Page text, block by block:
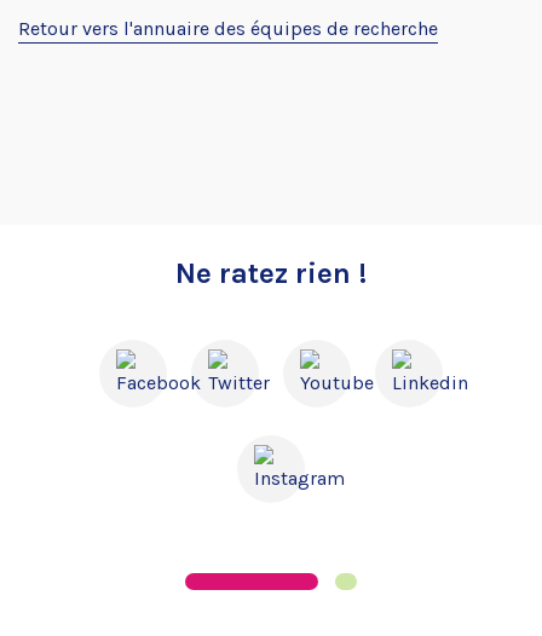
Retour vers l'annuaire des équipes de recherche
Ne ratez rien !